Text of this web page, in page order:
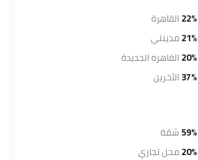
22% القاهرة
21%مدينتي
20% القاهره الجديدة
37% الآخرين
59%شقة
20%محل تجاري